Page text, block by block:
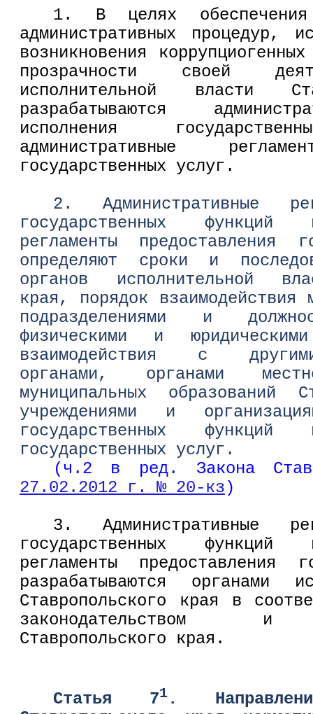
1. В целях обеспечения
административных процедур,
возникновения
прозрачности своей
исполнительной власти
разрабатываются
исполнения
административные
государственных услуг.
2. Административные
государственных функций
регламенты предоставления
определяют сроки и
органов исполнительной
края, порядок взаимодействия
подразделениями и
физическими и
взаимодействия с
органами, органами
муниципальных образований
учреждениями и
государственных функций
государственных услуг.
(ч.2 в ред. Закона
27.02.2012 г. № 20-кз )
3. Административные
государственных функций
регламенты предоставления
разрабатываются органами
Ставропольского края в
законодательством и
Ставропольского края.
Статья 71 .